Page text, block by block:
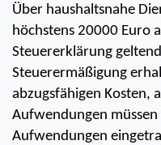
Über haushaltsnahe
höchstens 20000 Euro
Steuererklärung
Steuerermäßigung
abzugsfähigen Kosten,
Aufwendungen
Aufwendungen